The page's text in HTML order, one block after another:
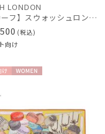
LONDON
【スカーフ】スウォッシュロンドン (SWASH LONDON) Fondant Fancies 68×68 シルク 日本製
(税込)
向け